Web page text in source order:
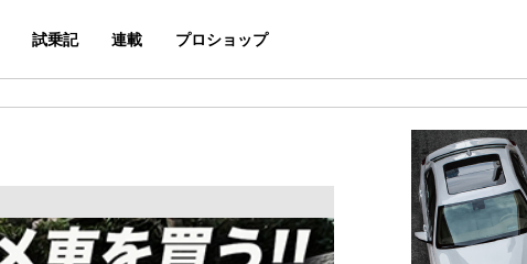
試乗記 連載 プロショップ